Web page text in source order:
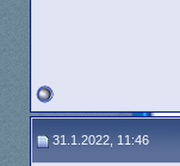
31.1.2022, 11:46